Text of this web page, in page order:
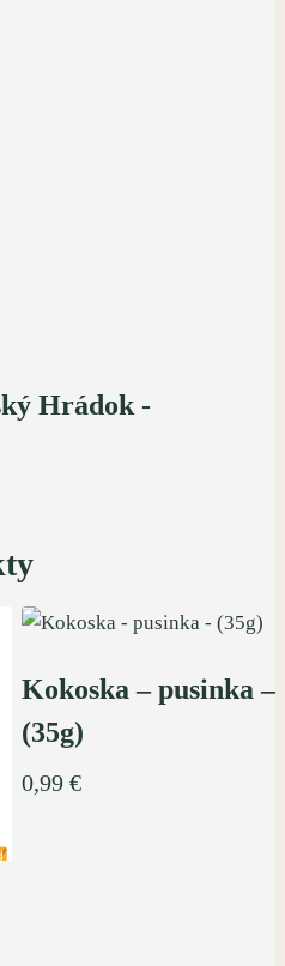
Hrádok -
Kokoska – pusinka –
(35g)
0,99 €